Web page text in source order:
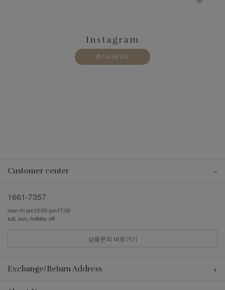
Instagram
@cocolrs.kr
Customer center
1661-7357
mon-fri pm13:00-pm17:00
sat, sun, holiday off
상품문의 바로가기
Exchange/Return Address